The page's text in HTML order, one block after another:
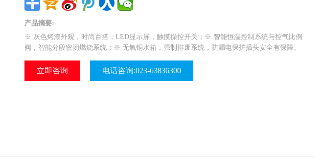
产品摘要:
※ 灰色烤漆外观，时尚百搭；LED显示屏，触摸操控开关；※ 智能恒温控制系统与控气比例
阀，智能分段密闭燃烧系统；※ 无氧铜水箱，强制排废系统，防漏电保护插头安全有保障。
立即咨询 电话咨询:023-63836300